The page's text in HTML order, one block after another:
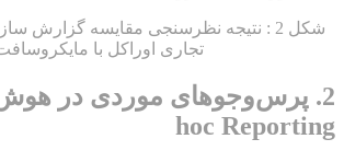
شکل 2 : نتیجه نظرسنجی مقایسه گزارش
تجاری اوراکل با
hoc Reporting